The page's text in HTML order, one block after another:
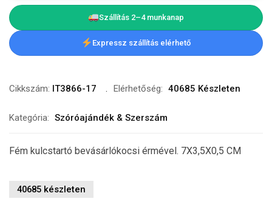
Szállítás 2–4 munkanap
Expressz szállítás elérhető
Cikkszám: IT3866-17 Elérhetőség: 40685 Készleten
Kategória: Szóróajándék & Szerszám
Fém kulcstartó bevásárlókocsi érmével. 7X3,5X0,5 CM
40685 készleten